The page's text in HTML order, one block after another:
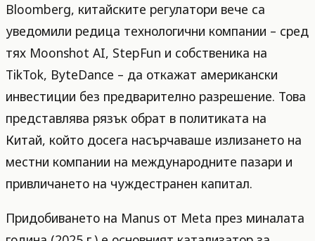
Bloomberg, китайските регулатори вече са
уведомили редица технологични компании – сред
тях Moonshot AI, StepFun и собственика на
TikTok, ByteDance – да откажат американски
инвестиции без предварително разрешение. Това
представлява рязък обрат в политиката на
Китай, който досега насърчаваше излизането на
местни компании на международните пазари и
привличането на чуждестранен капитал.
Придобиването на Manus от Meta през миналата